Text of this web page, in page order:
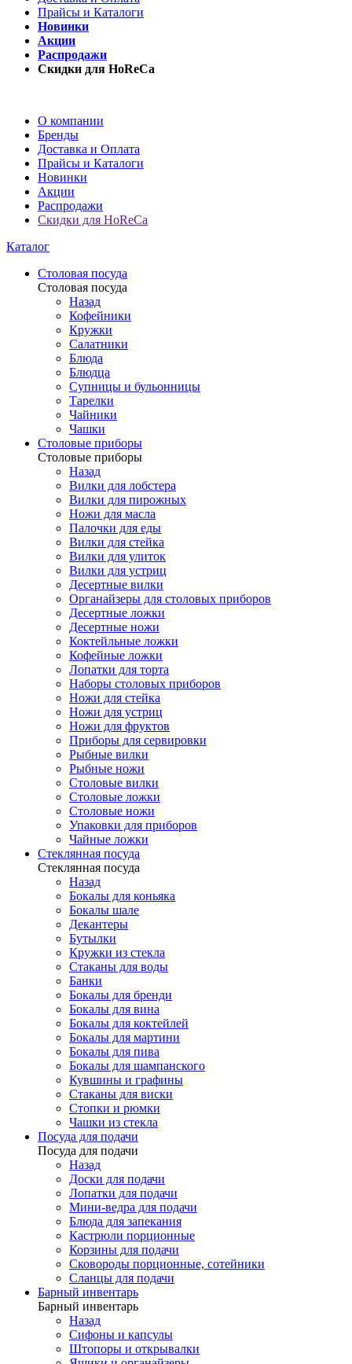
Прайсы и Каталоги
Новинки
Акции
Распродажи
Скидки для HoReCa
О компании
Бренды
Доставка и Оплата
Прайсы и Каталоги
Новинки
Акции
Распродажи
Скидки для HoReCa
Каталог
Столовая посуда
Столовая посуда
Назад
Кофейники
Кружки
Салатники
Блюда
Блюдца
Супницы и бульонницы
Тарелки
Чайники
Чашки
Cтоловые приборы
Cтоловые приборы
Назад
Вилки для лобстера
Вилки для пирожных
Ножи для масла
Палочки для еды
Вилки для стейка
Вилки для улиток
Вилки для устриц
Десертные вилки
Органайзеры для столовых приборов
Десертные ложки
Десертные ножи
Коктейльные ложки
Кофейные ложки
Лопатки для торта
Наборы столовых приборов
Ножи для стейка
Ножи для устриц
Ножи для фруктов
Приборы для сервировки
Рыбные вилки
Рыбные ножи
Столовые вилки
Столовые ложки
Столовые ножи
Упаковки для приборов
Чайные ложки
Стеклянная посуда
Стеклянная посуда
Назад
Бокалы для коньяка
Бокалы шале
Декантеры
Бутылки
Кружки из стекла
Стаканы для воды
Банки
Бокалы для бренди
Бокалы для вина
Бокалы для коктейлей
Бокалы для мартини
Бокалы для пива
Бокалы для шампанского
Кувшины и графины
Стаканы для виски
Стопки и рюмки
Чашки из стекла
Посуда для подачи
Посуда для подачи
Назад
Доски для подачи
Лопатки для подачи
Мини-ведра для подачи
Блюда для запекания
Кастрюли порционные
Корзины для подачи
Сковороды порционные, сотейники
Сланцы для подачи
Барный инвентарь
Барный инвентарь
Назад
Сифоны и капсулы
Штопоры и открывалки